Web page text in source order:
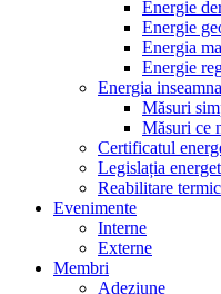
Energie
Energie
Energia
Energie
Energia
Măsuri
Măsuri ce
Certificatul
Legislația
Reabilitare
Evenimente
Interne
Externe
Membri
Adeziune